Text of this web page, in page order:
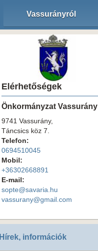
Vassurányról
Elérhetőségek
Önkormányzat Vassurány
9741 Vassurány,
Táncsics köz 7.
Telefon:
0694510045
Mobil:
+36302668891
E-mail:
sopte@savaria.hu
vassurany@gmail.com
Hírek, információk